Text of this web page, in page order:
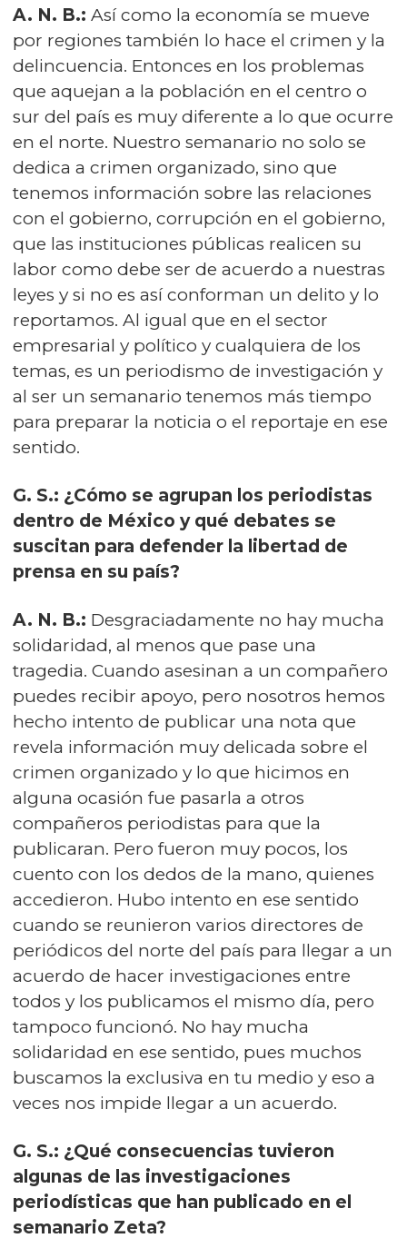
A. N. B.: Así como la economía se mueve
por regiones también lo hace el crimen y la
delincuencia. Entonces en los problemas
que aquejan a la población en el centro o
sur del país es muy diferente a lo que ocurre
en el norte. Nuestro semanario no solo se
dedica a crimen organizado, sino que
tenemos información sobre las relaciones
con el gobierno, corrupción en el gobierno,
que las instituciones públicas realicen su
labor como debe ser de acuerdo a nuestras
leyes y si no es así conforman un delito y lo
reportamos. Al igual que en el sector
empresarial y político y cualquiera de los
temas, es un periodismo de investigación y
al ser un semanario tenemos más tiempo
para preparar la noticia o el reportaje en ese
sentido.
G. S.: ¿Cómo se agrupan los periodistas
dentro de México y qué debates se
suscitan para defender la libertad de
prensa en su país?
A. N. B.: Desgraciadamente no hay mucha
solidaridad, al menos que pase una
tragedia. Cuando asesinan a un compañero
puedes recibir apoyo, pero nosotros hemos
hecho intento de publicar una nota que
revela información muy delicada sobre el
crimen organizado y lo que hicimos en
alguna ocasión fue pasarla a otros
compañeros periodistas para que la
publicaran. Pero fueron muy pocos, los
cuento con los dedos de la mano, quienes
accedieron. Hubo intento en ese sentido
cuando se reunieron varios directores de
periódicos del norte del país para llegar a un
acuerdo de hacer investigaciones entre
todos y los publicamos el mismo día, pero
tampoco funcionó. No hay mucha
solidaridad en ese sentido, pues muchos
buscamos la exclusiva en tu medio y eso a
veces nos impide llegar a un acuerdo.
G. S.: ¿Qué consecuencias tuvieron
algunas de las investigaciones
periodísticas que han publicado en el
semanario Zeta?